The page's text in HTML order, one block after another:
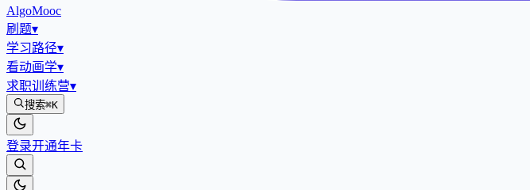
AlgoMooc
刷题▾
学习路径▾
看动画学▾
求职训练营▾
搜索⌘K
登录开通年卡